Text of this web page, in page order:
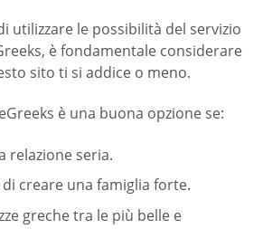
utilizzare le possibilità del servizio
è fondamentale considerare
sito ti si addice o meno.
è una buona opzione se:
relazione seria.
creare una famiglia forte.
greche tra le più belle e